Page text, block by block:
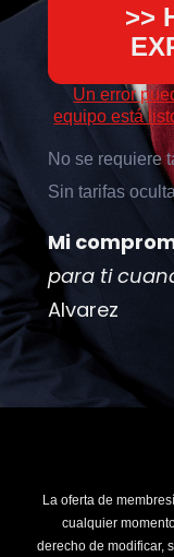
>>
Un error
equipo está
No se requiere
Sin tarifas
Mi
para ti
Alvarez
La oferta de
cualquier
derecho de modificar,